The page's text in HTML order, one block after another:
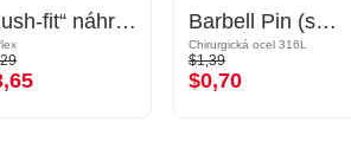
„Push-fit“ náhradní labreta bez závitu (bioflex, různé barvy) Barbell Pin (surgical steel, silver, shiny finish)
Chirurgická ocel 316L
$1,39
$0,70